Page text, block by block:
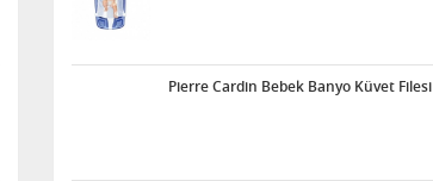
Pierre Cardin Bebek Banyo Küvet Filesi